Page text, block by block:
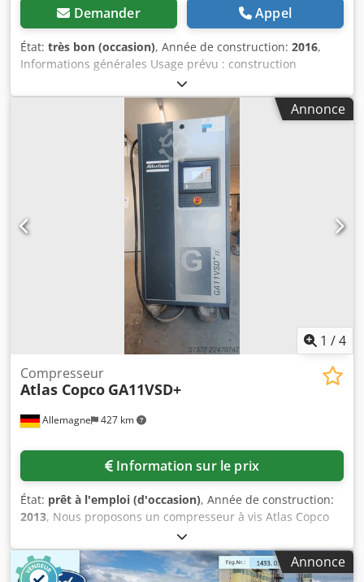
Demander Appel
État: très bon (occasion), Année de construction: 2016,
Informations générales Usage prévu : construction
Numéro de référence : 4 Poids Poids à vide : 1 300 kg
Caractéristiques Dimensions de la zone de chargement :
200 x 70 x 60 cm Marquage CE : oui Maintenance,
historique et état Nombre de propriétaires : 1 État
technique : très bon État esthétique : très bon Chjdpfjvpq
Thjx Algoa Informations complémentaires Adapté aux
machines suivantes : 17 à 29 tonnes Conditions de
livraison : EXW Pression de travail : 160 à 180 bars Débit
hydraulique requis : 155 l/min Fréquence des coups : 330
à 680 Dernière inspection : 02/01/2025 Pays de
fabrication : DE Informations complémentaires Pour
obtenir de plus amples informations, veuillez contacter Ö.
Annonce
1 /4
Allemagne 427 km
Compresseur
Atlas Copco GA11VSD+
Information sur le prix
État: prêt à l'emploi (d'occasion), Année de construction:
2013, Nous proposons un compresseur à vis Atlas Copco
équipé d’un sécheur frigorifique intégré. Caractéristiques :
puissance de 11 kW, vitesse du moteur : 7 700 tr/min,
pression de service : 12,75 bar, capacité : 32 l/s, régulation
Annonce